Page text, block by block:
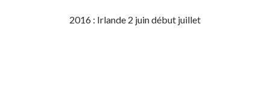
2016 : Irlande 2 juin début juillet